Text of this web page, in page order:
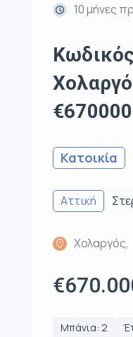
10 μήνες
€670000
Κατοικία
Αττική
Χολαργός,
Μπάνια: 2